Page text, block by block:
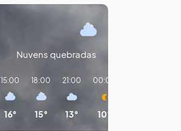
Nuvens quebradas
15:00
16°
18:00
15°
21:00
13°
00:00
10°